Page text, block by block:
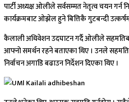
पार्टी अध्यक्ष ओलीले सर्वसम्मत नेतृत्व चयन गर्न
कार्यक्रमबाट ओझेल हुने बित्तिकै गुटबन्दी
कैलाली अधिवेशन उदघाटन गर्दै ओलीले
आफ्नो समर्थन रहने बताएका थिए । उनले
निर्वाचन अगाडि बढाउन निर्देशन दिएका थिए ।